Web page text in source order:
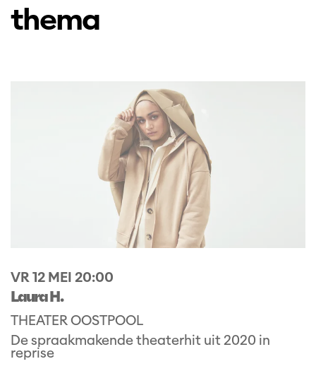
thema
Laura H.
THEATER OOSTPOOL
VR 12 MEI 20:00
De spraakmakende theaterhit uit 2020 in
reprise